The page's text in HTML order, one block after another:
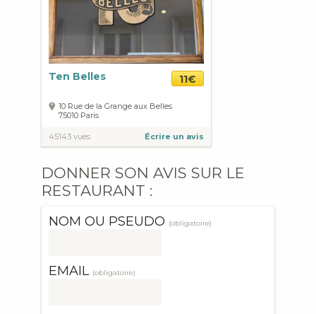
Ten Belles 11€
10 Rue de la Grange aux Belles
75010 Paris
45143 vues Écrire un avis
DONNER SON AVIS SUR LE
RESTAURANT :
NOM OU PSEUDO (obligatoire)
EMAIL (obligatoire)